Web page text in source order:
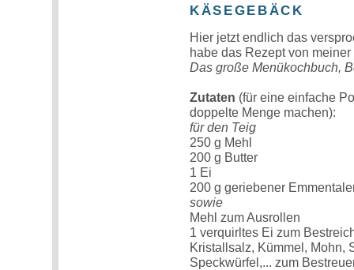
KÄSEGEBÄCK
Hier jetzt endlich das
habe das Rezept von
Das große Menükochbuch,
Zutaten (für eine einfache
doppelte Menge machen):
für den Teig
250 g Mehl
200 g Butter
1 Ei
200 g geriebener
sowie
Mehl zum Ausrollen
1 verquirltes Ei zum
Kristallsalz, Kümmel, Mohn,
Speckwürfel,... zum